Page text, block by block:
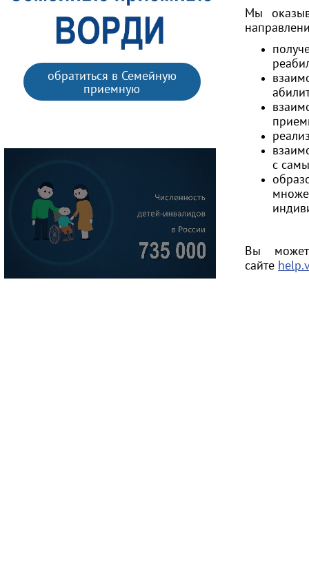
Мы
с
Вы
сайте
обратиться в Семейную
приемную